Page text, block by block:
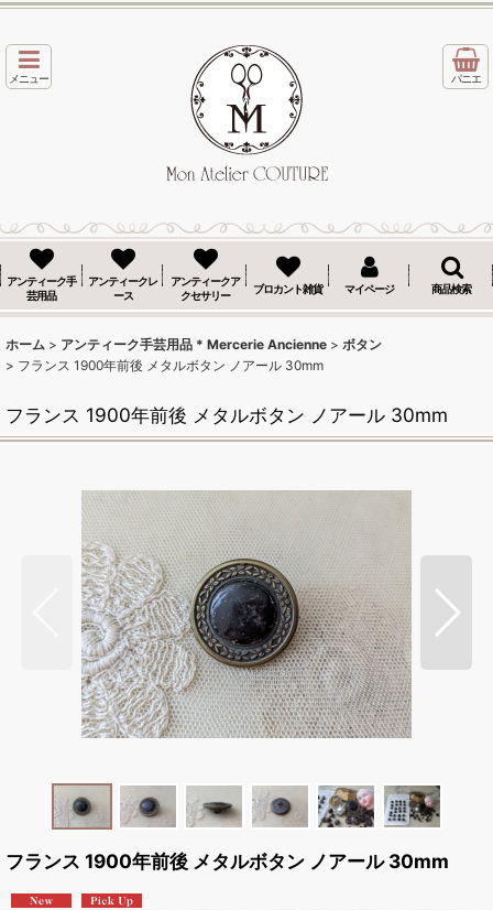
メニュー パニエ
アンティーク手
芸用品
アンティークレ
ース
アンティークア
クセサリー
ブロカント雑貨 マイページ 商品検索
ホーム > アンティーク手芸用品 * Mercerie Ancienne > ボタン
> フランス 1900年前後 メタルボタン ノアール 30mm
フランス 1900年前後 メタルボタン ノアール 30mm
フランス 1900年前後 メタルボタン ノアール 30mm